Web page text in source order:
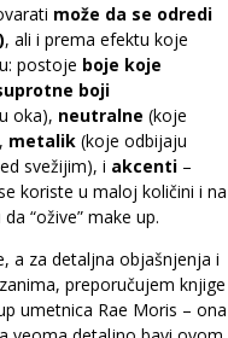
može da se odredi
, ali i prema efektu koje
postoje boje koje
boji
oka), neutralne (koje
metalik (koje odbijaju
svežijim), i akcenti –
koriste u maloj količini i na
“ožive” make up.
a za detaljna objašnjenja i
preporučujem knjige
umetnica Rae Moris – ona